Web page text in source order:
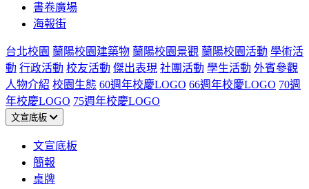
書卷廣場
海報街
台北校園 蘭陽校園建築物 蘭陽校園景觀 蘭陽校園活動 學術活
動 行政活動 校友活動 傑出表現 社團活動 學生活動 外賓參觀
人物介紹 校園生態 60週年校慶LOGO 66週年校慶LOGO 70週
年校慶LOGO 75週年校慶LOGO
文宣底板
文宣底板
簡報
桌牌